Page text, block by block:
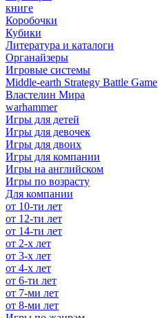
книге
Коробочки
Кубики
Литература и каталоги
Органайзеры
Игровые системы
Middle-earth Strategy Battle Game
Властелин Мира
warhammer
Игры для детей
Игры для девочек
Игры для двоих
Игры для компании
Игры на английском
Игры по возрасту
Для компании
от 10-ти лет
от 12-ти лет
от 14-ти лет
от 2-х лет
от 3-х лет
от 4-х лет
от 6-ти лет
от 7-ми лет
от 8-ми лет